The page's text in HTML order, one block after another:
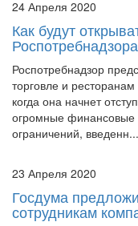
24 Апреля 2020
Как будут
Роспотребнадзора
Роспотребнадзор
торговле и
когда она начнет
огромные финансовые
ограничений, введенн...
23 Апреля 2020
Госдума
сотрудникам